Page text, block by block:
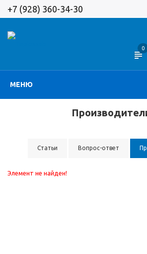
+7 (928) 360-34-30
МЕНЮ
0
Статьи Вопрос-ответ
Элемент не найден!